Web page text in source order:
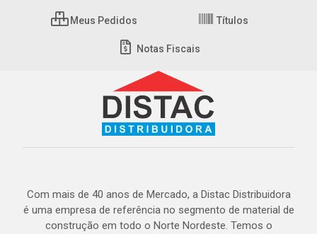
Meus Pedidos Títulos
Notas Fiscais
Com mais de 40 anos de Mercado, a Distac Distribuidora
é uma empresa de referência no segmento de material de
construção em todo o Norte Nordeste. Temos o